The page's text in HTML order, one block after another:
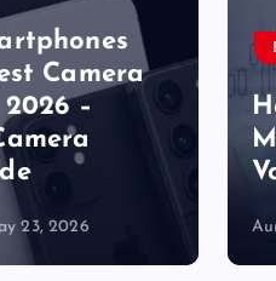
Camera
–
23, 2026